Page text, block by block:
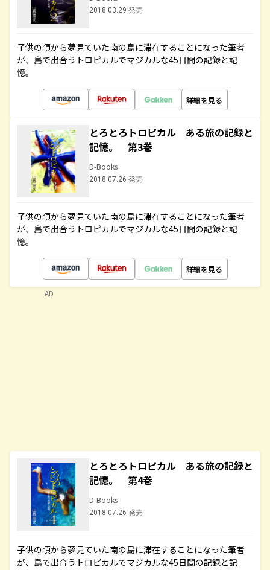
2018.03.29 発売
子供の頃から夢見ていた南の島に滞在することになった筆者
が、島で出合うトロピカルでマジカルな45日間の記録と記
憶。
詳細を見る
とろとろトロピカル ある旅の記録と
記憶。 第3巻
D-Books
2018.07.26 発売
子供の頃から夢見ていた南の島に滞在することになった筆者
が、島で出合うトロピカルでマジカルな45日間の記録と記
憶。
詳細を見る
とろとろトロピカル ある旅の記録と
記憶。 第4巻
D-Books
2018.07.26 発売
子供の頃から夢見ていた南の島に滞在することになった筆者
が、島で出合うトロピカルでマジカルな45日間の記録と記
AD